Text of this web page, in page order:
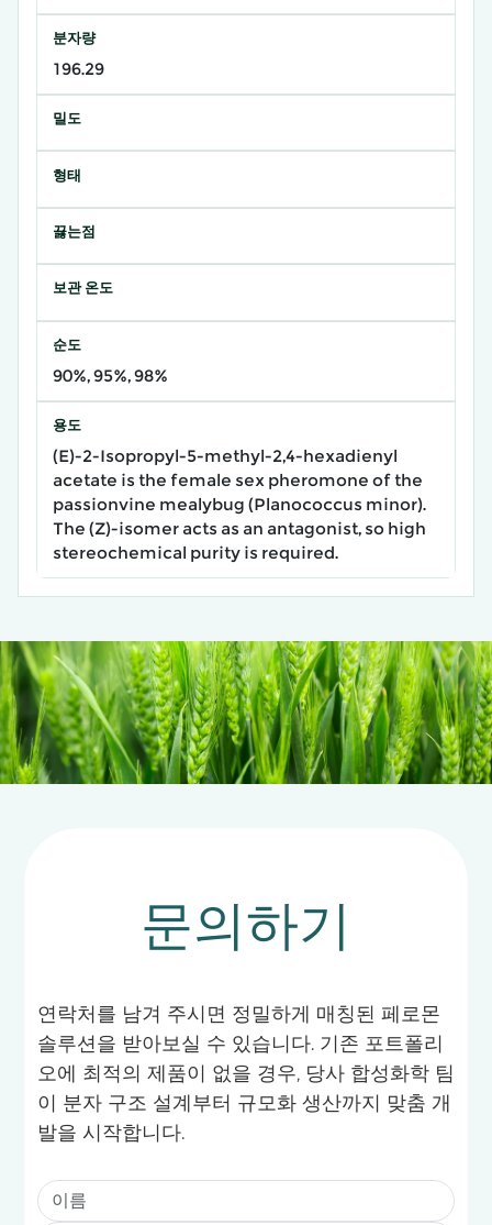
분자량
196.29
밀도
형태
끓는점
보관 온도
순도
90%, 95%, 98%
용도
(E)-2-Isopropyl-5-methyl-2,4-hexadienyl
acetate is the female sex pheromone of the
passionvine mealybug (Planococcus minor).
The (Z)-isomer acts as an antagonist, so high
stereochemical purity is required.
문의하기
연락처를 남겨 주시면 정밀하게 매칭된 페로몬
솔루션을 받아보실 수 있습니다. 기존 포트폴리
오에 최적의 제품이 없을 경우, 당사 합성화학 팀
이 분자 구조 설계부터 규모화 생산까지 맞춤 개
발을 시작합니다.